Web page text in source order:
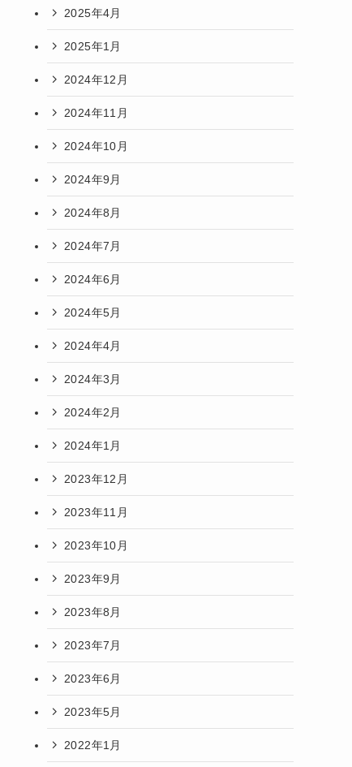
2025年4月
2025年1月
2024年12月
2024年11月
2024年10月
2024年9月
2024年8月
2024年7月
2024年6月
2024年5月
2024年4月
2024年3月
2024年2月
2024年1月
2023年12月
2023年11月
2023年10月
2023年9月
2023年8月
2023年7月
2023年6月
2023年5月
2022年1月